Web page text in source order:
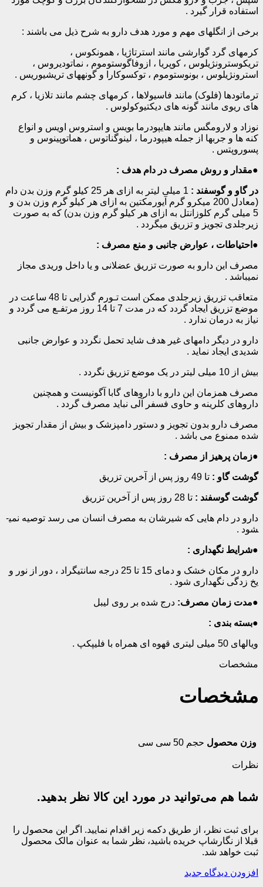
استفاده قرار گیرد .
برخی از انگلهای مهم و مورد هدف دارو به شرح ذیل می باشند :
کرمهای گرد گوارشی مانند استرتاژیا ، همونکوس ،
تریکوسترونژیلوس ، کوپریا ، ازوفاگوستوموم ، نماتودیروس ،
استرونژیلوس ، بونوستوموم ، توکسوکارا و گونه­های تریشیوریس .
ترماتودها (فلوک) مانند فاسیولاها ، کرم­های چشم مانند تلازیا ، کرم
های ریوی مانند گونه­ های دیکتیوکولوس .
نوزاد و لارومگس مانند هایپودرما بویس و استروس اویس و انواع
کنه ها و جرب­ها از جمله هیپودرما ، لینوگناتوس ، هماتوپینوس و
پسوروپتس .
●مقدار و روش مصرف در دام هدف :
در گاو و گوسفند :
1 میلی لیتر به ­ازای هر 25 کیلو گرم وزن بدن دام
(معادل 200 میکرو گرم آیورمکتین به­ ازای هر کیلو گرم وزن بدن و
5 میلی­ گرم کلوزانتل به ­ازای هر کیلو گرم وزن بدن) که به­ صورت
زیرجلدی تجویز و تزریق می­گردد .
● احتیاطات ، عوارض جانبی و منع مصرف :
مصرف این دارو به ­صورت تزریق عضلانی و یا داخل وریدی مجاز
نمی­باشد .
متعاقب تزریق زیرجلدی ممکن است تـورم گذرایی تا 48 ساعت در
موضع تزریق ایجاد گردد که در مدت 7 تا 14 روز مرتفـع می گردد و
نیاز به درمان ندارد .
دارو در دیگر دامهای غیر هدف شاید تحمل نگردد و عوارض جانبی
شدیدی ایجاد نماید .
بیش از 10 میلی ­لیتر در یک موضع تزریق نگردد .
مصرف همزمان این دارو با داروهای گابا آگونیست و همچنین
داروهای کلرینه و حاوی فسفر آلی نباید مصرف گردد .
مصرف دارو بدون تجویز و دستور دامپزشک و بیش از مقدار تجویز
شده ممنوع می باشد .
●زمان پرهیز از مصرف :
گوشت گاو : تا 49 روز پس از آخرین تزریق
گوشت گوسفند : تا 28 روز پس از آخرین تزریق
دارو در دام هایی که شیرشان به مصرف انسان می رسد توصیه نمی­
شود .
●شرایط نگهداری :
دارو در مکان خشک و دمای 15 تا 25 درجه سانتیگراد ، دور از نور و
یخ زدگی نگهداری شود .
●مدت زمان مصرف: درج شده بر روی لیبل
●بسته بندی :
ویال­های 50 میلی لیتری قهوه ای همراه با فلیپ­کپ .
مشخصات
مشخصات
وزن محصول حجم 50 سی سی
نظرات
شما هم می‌توانید در مورد این کالا نظر بدهید.
برای ثبت نظر، از طریق دکمه زیر اقدام نمایید. اگر این محصول را
قبلا از نگارشاپ خریده باشید، نظر شما به عنوان مالک محصول
ثبت خواهد شد.
افزودن دیدگاه جدید